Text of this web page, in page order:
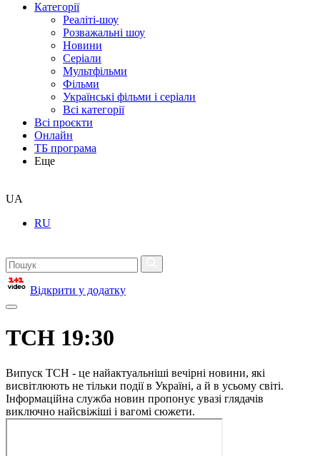
Категорії
Реаліті-шоу
Розважальні шоу
Новини
Серіали
Мультфільми
Фільми
Українські фільми і серіали
Всі категорії
Всі проєкти
Онлайн
ТБ програма
Еще
UA
RU
Відкрити у додатку
ТСН 19:30
Випуск ТСН - це найактуальніші вечірні новини, які
висвітлюють не тільки події в Україні, а й в усьому світі.
Інформаційна служба новин пропонує увазі глядачів
виключно найсвіжіші і вагомі сюжети.